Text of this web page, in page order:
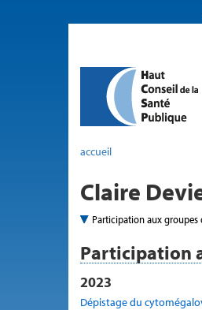
accueil
Claire
Participation aux groupes
Participation
2023
Dépistage du